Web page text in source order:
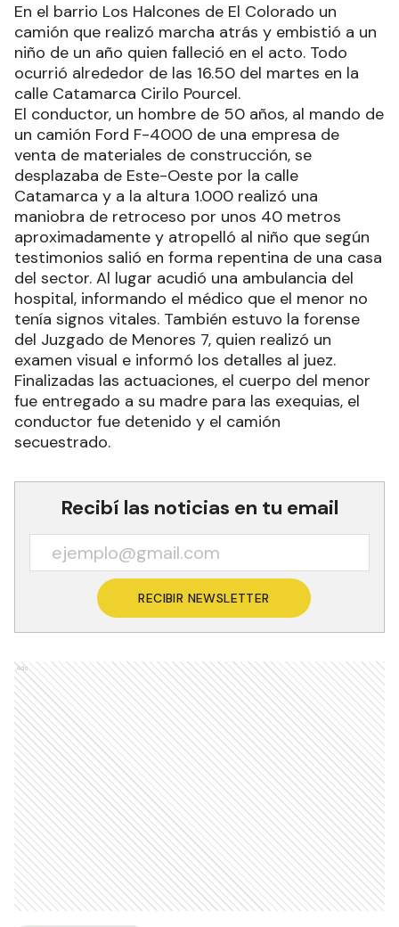
En el barrio Los Halcones de El Colorado un
camión que realizó marcha atrás y embistió a un
niño de un año quien falleció en el acto. Todo
ocurrió alrededor de las 16.50 del martes en la
calle Catamarca Cirilo Pourcel.
El conductor, un hombre de 50 años, al mando de
un camión Ford F-4000 de una empresa de
venta de materiales de construcción, se
desplazaba de Este-Oeste por la calle
Catamarca y a la altura 1.000 realizó una
maniobra de retroceso por unos 40 metros
aproximadamente y atropelló al niño que según
testimonios salió en forma repentina de una casa
del sector. Al lugar acudió una ambulancia del
hospital, informando el médico que el menor no
tenía signos vitales. También estuvo la forense
del Juzgado de Menores 7, quien realizó un
examen visual e informó los detalles al juez.
Finalizadas las actuaciones, el cuerpo del menor
fue entregado a su madre para las exequias, el
conductor fue detenido y el camión
secuestrado.
Recibí las noticias en tu email
RECIBIR NEWSLETTER
Ads